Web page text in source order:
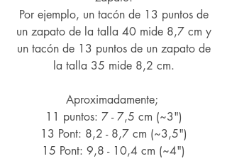
Por ejemplo, un tacón de 13 puntos de
un zapato de la talla 40 mide 8,7 cm y
un tacón de 13 puntos de un zapato de
la talla 35 mide 8,2 cm.
Aproximadamente;
11 puntos: 7 - 7,5 cm (~3")
13 Pont: 8,2 - 8,7 cm (~3,5")
15 Pont: 9,8 - 10,4 cm (~4")